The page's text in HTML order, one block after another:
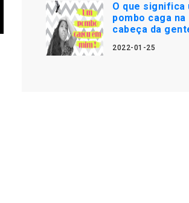
O que significa
pombo caga na
cabeça da
2022-01-25